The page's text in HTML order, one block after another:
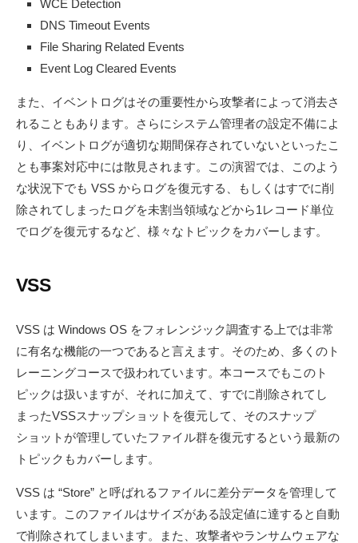
WCE Detection
DNS Timeout Events
File Sharing Related Events
Event Log Cleared Events
また、イベントログはその重要性から攻撃者によって消去さ
れることもあります。さらにシステム管理者の設定不備によ
り、イベントログが適切な期間保存されていないといったこ
とも事案対応中には散見されます。この演習では、このよう
な状況下でも VSS からログを復元する、もしくはすでに削
除されてしまったログを未割当領域などから1レコード単位
でログを復元するなど、様々なトピックをカバーします。
VSS
VSS は Windows OS をフォレンジック調査する上では非常
に有名な機能の一つであると言えます。そのため、多くのト
レーニングコースで扱われています。本コースでもこのト
ピックは扱いますが、それに加えて、すでに削除されてし
まったVSSスナップショットを復元して、そのスナップ
ショットが管理していたファイル群を復元するという最新の
トピックもカバーします。
VSS は “Store” と呼ばれるファイルに差分データを管理して
います。このファイルはサイズがある設定値に達すると自動
で削除されてしまいます。また、攻撃者やランサムウェアな